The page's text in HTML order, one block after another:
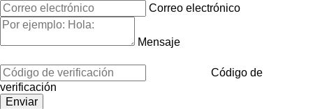
Correo electrónico
Mensaje
Código de
verificación